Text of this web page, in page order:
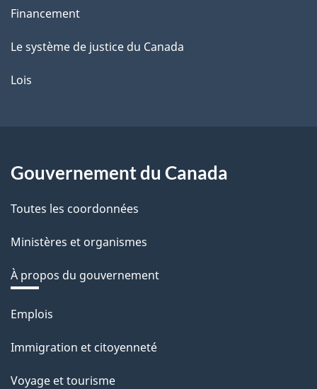
Financement
Le système de justice du Canada
Lois
Gouvernement du Canada
Toutes les coordonnées
Ministères et organismes
À propos du gouvernement
Thèmes
sujets
Emplois
Immigration et citoyenneté
Voyage et tourisme